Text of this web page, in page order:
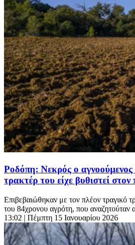
Ροδόπη: Νεκρός ο
τρακτέρ του είχε βυθιστεί
Επιβεβαιώθηκαν με τον πλέον τραγικό
του 84χρονου αγρότη, που αναζητούταν
13:02 | Πέμπτη 15 Ιανουαρίου 2026